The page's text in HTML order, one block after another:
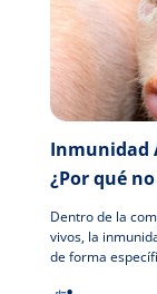
Inmunidad
¿Por qué
Dentro de la
vivos, la
de forma